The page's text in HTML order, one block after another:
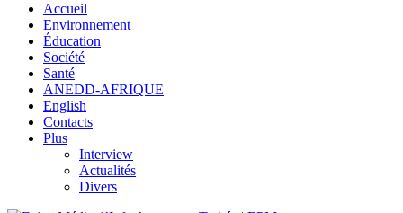
Accueil
Environnement
Éducation
Société
Santé
ANEDD-AFRIQUE
English
Contacts
Plus
Interview
Actualités
Divers